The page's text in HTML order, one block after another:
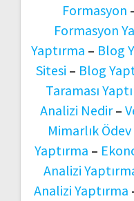
Formasyon
Formasyon
Yaptırma – Blog
Sitesi – Blog
Taraması
Analizi Nedir–
Mimarlık
Yaptırma –
Analizi
Analizi Yaptırma